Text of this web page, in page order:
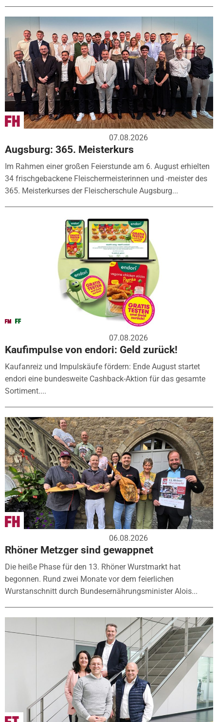
07.08.2026
Augsburg: 365. Meisterkurs
Im Rahmen einer großen Feierstunde am 6. August erhielten
34 frischgebackene Fleischermeisterinnen und -meister des
365. Meisterkurses der Fleischerschule Augsburg...
07.08.2026
Kaufimpulse von endori: Geld zurück!
Kaufanreiz und Impulskäufe fördern: Ende August startet
endori eine bundesweite Cashback-Aktion für das gesamte
Sortiment....
06.08.2026
Rhöner Metzger sind gewappnet
Die heiße Phase für den 13. Rhöner Wurstmarkt hat
begonnen. Rund zwei Monate vor dem feierlichen
Wurstanschnitt durch Bundesernährungsminister Alois...